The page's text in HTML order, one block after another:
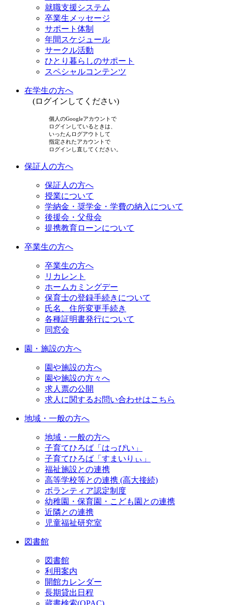
就職支援システム
卒業生メッセージ
サポート体制
年間スケジュール
サークル活動
ひとり暮らしのサポート
スペシャルコンテンツ
在学生の方へ
(ログインしてください)
個人のGoogleアカウントで
ログインしているときは、
いったんログアウトして
指定されたアカウントで
ログインし直してください。
保証人の方へ
保証人の方へ
授業について
学納金・奨学金・学費の納入について
後援会・父母会
提携教育ローンについて
卒業生の方へ
卒業生の方へ
リカレント
ホームカミングデー
保育士の登録手続きについて
氏名、住所変更手続き
各種証明書発行について
同窓会
園・施設の方へ
園や施設の方へ
園や施設の方々へ
求人票の公開
求人に関するお問い合わせはこちら
地域・一般の方へ
地域・一般の方へ
子育てひろば「はっぴい」
子育てひろば「すまいりぃ」
福祉施設との連携
高等学校等との連携 (高大接続)
ボランティア認定制度
幼稚園・保育園・こども園との連携
近隣との連携
児童福祉研究室
図書館
図書館
利用案内
開館カレンダー
長期貸出日程